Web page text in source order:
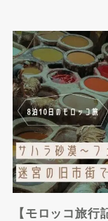
【モロッコ旅